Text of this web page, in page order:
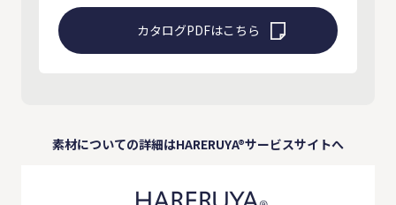
カタログPDFはこちら
素材についての詳細はHARERUYA®サービスサイトへ